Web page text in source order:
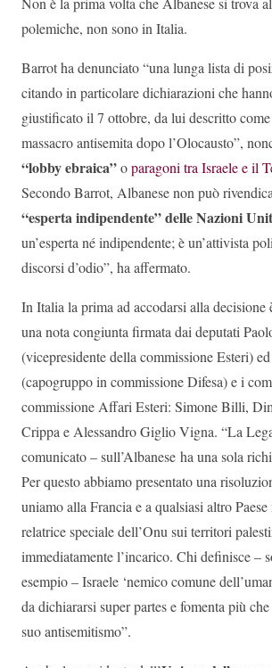
polemiche, non sono in Italia.
Barrot ha denunciato “una lunga lista di
citando in particolare dichiarazioni che
giustificato il 7 ottobre, da lui descritto
massacro antisemita dopo l’Olocausto”,
“lobby ebraica”oparagoni tra Israele e il
Secondo Barrot, Albanese non può
“esperta indipendente” delle Nazioni
un’esperta né indipendente; è un’attivista
discorsi d’odio”, ha affermato.
In Italia la prima ad accodarsi alla decisione
una nota congiunta firmata dai deputati
(vicepresidente della commissione Esteri)
(capogruppo in commissione Difesa) e i
commissione Affari Esteri: Simone Billi,
Crippa e Alessandro Giglio Vigna. “La
comunicato – sull’Albanese ha una sola
Per questo abbiamo presentato una
uniamo alla Francia e a qualsiasi altro
relatrice speciale dell’Onu sui territori
immediatamente l’incarico. Chi definisce –
esempio – Israele ‘nemico comune
da dichiararsi super partes e fomenta più
suo antisemitismo”.